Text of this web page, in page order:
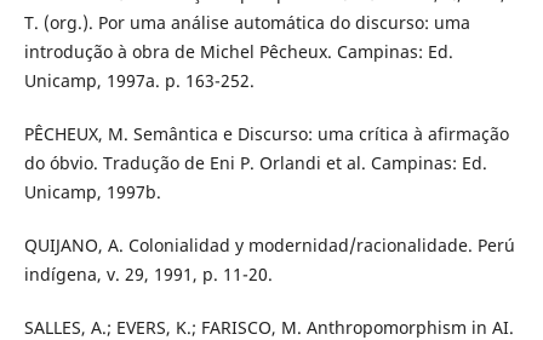
T. (org.). Por uma análise automática do discurso: uma
introdução à obra de Michel Pêcheux. Campinas: Ed.
Unicamp, 1997a. p. 163-252.
PÊCHEUX, M. Semântica e Discurso: uma crítica à afirmação
do óbvio. Tradução de Eni P. Orlandi et al. Campinas: Ed.
Unicamp, 1997b.
QUIJANO, A. Colonialidad y modernidad/racionalidade. Perú
indígena, v. 29, 1991, p. 11-20.
SALLES, A.; EVERS, K.; FARISCO, M. Anthropomorphism in AI.